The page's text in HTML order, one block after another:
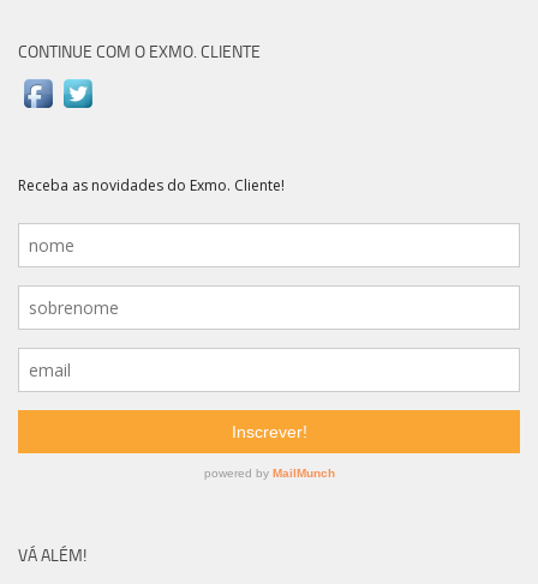
CONTINUE COM O EXMO. CLIENTE
VÁ ALÉM!